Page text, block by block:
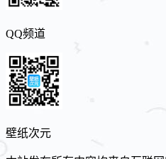
QQ频道
壁纸次元